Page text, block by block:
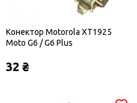
Конектор Motorola XT1925
Moto G6 / G6 Plus
32 ₴